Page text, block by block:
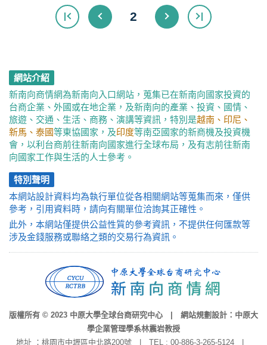
2
網站介紹
新南向商情網為新南向入口網站，蒐集已在新南向國家投資的
台商企業、外國或在地企業，及新南向的產業、投資、國情、
旅遊、交通、生活、商務、演講等資訊，特別是越南、印尼、
新馬、泰國等東協國家，及印度等南亞國家的新商機及投資機
會，以利台商前往新南向國家進行全球布局，及有志前往新南
向國家工作與生活的人士參考。
特別聲明
本網站設計資料均為執行單位從各相關網站等蒐集而來，僅供
參考，引用資料時，請向有關單位洽詢其正確性。
此外，本網站僅提供公益性質的參考資訊，不提供任何匯款等
涉及金錢服務或聯絡之類的交易行為資訊。
版權所有 © 2023 中原大學全球台商研究中心 | 網站規劃設計：中原大
學企業管理學系林震岩教授
地址 ：桃園市中壢區中北路200號 | TEL : 00-886-3-265-5124 |